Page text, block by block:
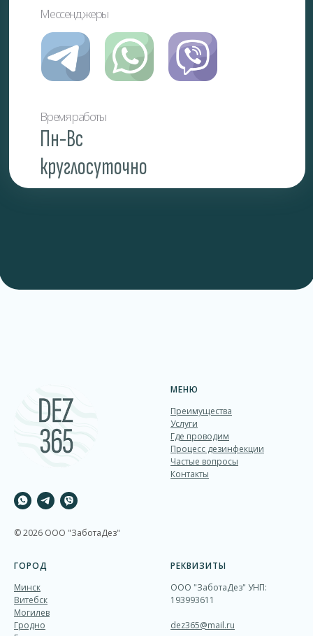
© 2026 ООО "ЗаботаДез"
МЕНЮ
Преимущества
Услуги
Где проводим
Процесс дезинфекции
Частые вопросы
Контакты
ГОРОД
Минск
Витебск
Могилев
Гродно
РЕКВИЗИТЫ
ООО "ЗаботаДез" УНП:
193993611
dez365@mail.ru